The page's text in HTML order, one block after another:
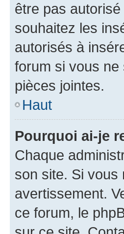
être pas
souhaitez les
autorisés à
forum si vous
pièces jointes.
Haut
Pourquoi ai-je
Chaque
son site. Si
avertissement.
ce forum, le